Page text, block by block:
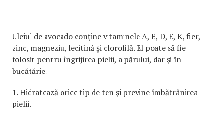
Uleiul de avocado conţine vitaminele A, B, D, E, K, fier,
zinc, magneziu, lecitină şi clorofilă. El poate să fie
folosit pentru îngrijirea pielii, a părului, dar şi în
bucătărie.
1. Hidratează orice tip de ten şi previne îmbătrânirea
pielii.